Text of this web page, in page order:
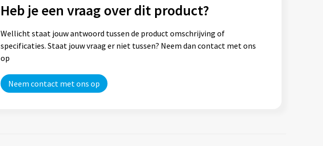
Heb je een vraag over dit product?
Wellicht staat jouw antwoord tussen de product omschrijving of
specificaties. Staat jouw vraag er niet tussen? Neem dan contact met ons
op
Neem contact met ons op